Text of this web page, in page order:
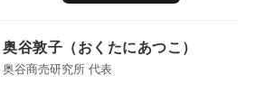
88地区の支援を行ってきております。地域合
意形成やSNSによるPR動画作成から直売所
奥谷敦子（おくたにあつこ）
奥谷商売研究所 代表